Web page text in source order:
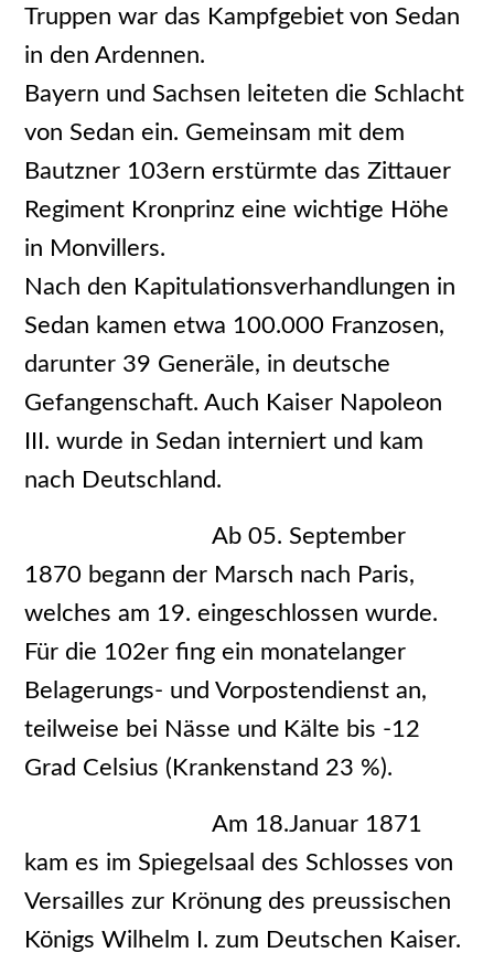
Truppen war das Kampfgebiet von Sedan
in den Ardennen.
Bayern und Sachsen leiteten die Schlacht
von Sedan ein. Gemeinsam mit dem
Bautzner 103ern erstürmte das Zittauer
Regiment Kronprinz eine wichtige Höhe
in Monvillers.
Nach den Kapitulationsverhandlungen in
Sedan kamen etwa 100.000 Franzosen,
darunter 39 Generäle, in deutsche
Gefangenschaft. Auch Kaiser Napoleon
III. wurde in Sedan interniert und kam
nach Deutschland.
Ab 05. September
1870 begann der Marsch nach Paris,
welches am 19. eingeschlossen wurde.
Für die 102er fing ein monatelanger
Belagerungs- und Vorpostendienst an,
teilweise bei Nässe und Kälte bis -12
Grad Celsius (Krankenstand 23 %).
Am 18.Januar 1871
kam es im Spiegelsaal des Schlosses von
Versailles zur Krönung des preussischen
Königs Wilhelm I. zum Deutschen Kaiser.